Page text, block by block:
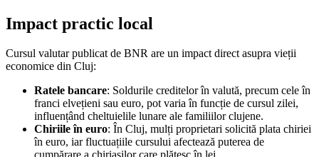
Impact practic local
Cursul valutar publicat de BNR are un impact direct asupra vieții
economice din Cluj:
Ratele bancare: Soldurile creditelor în valută, precum cele în
franci elvețieni sau euro, pot varia în funcție de cursul zilei,
influențând cheltuielile lunare ale familiilor clujene.
Chiriile în euro: În Cluj, mulți proprietari solicită plata chiriei
în euro, iar fluctuațiile cursului afectează puterea de